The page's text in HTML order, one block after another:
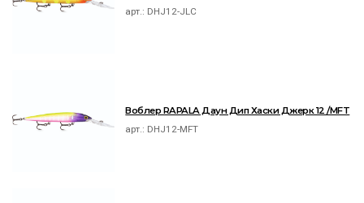
арт.: DHJ12-JLC
Воблер RAPALA Даун Дип Хаски Джерк 12 /MFT
арт.: DHJ12-MFT